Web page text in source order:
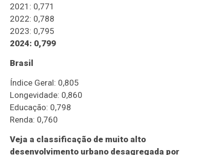
2021: 0,771
2022: 0,788
2023: 0,795
2024: 0,799
Brasil
Índice Geral: 0,805
Longevidade: 0,860
Educação: 0,798
Renda: 0,760
Veja a classificação de muito alto
desenvolvimento urbano desagregada por